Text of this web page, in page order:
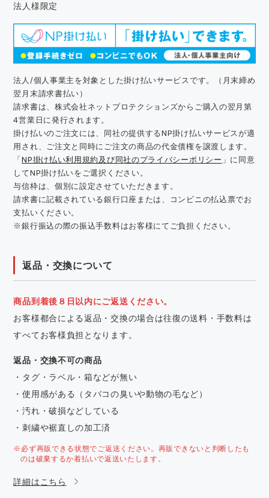
法人様限定
法人/個人事業主を対象とした掛け払いサービスです。（月末締め
翌月末請求書払い）
請求書は、株式会社ネットプロテクションズからご購入の翌月第
4営業日に発行されます。
掛け払いのご注文には、同社の提供するNP掛け払いサービスが適
用され、ご注文と同時にご注文の商品の代金債権を譲渡します。
「NP掛け払い利用規約及び同社のプライバシーポリシー 」に同意
してNP掛け払いをご選択ください。
与信枠は、個別に設定させていただきます。
請求書に記載されている銀行口座または、コンビニの払込票でお
支払いください。
※銀行振込の際の振込手数料はお客様にてご負担ください。
返品・交換について
商品到着後８日以内にご返送ください。
お客様都合による返品・交換の場合は往復の送料・手数料は
すべてお客様負担となります。
返品・交換不可の商品
・タグ・ラベル・箱などが無い
・使用感がある（タバコの臭いや動物の毛など）
・汚れ・破損などしている
・刺繍や裾直しの加工済
※必ず再販できる状態でご返送ください。再販できないと判断したも
のは破棄するか着払いで返送いたします。
詳細はこちら